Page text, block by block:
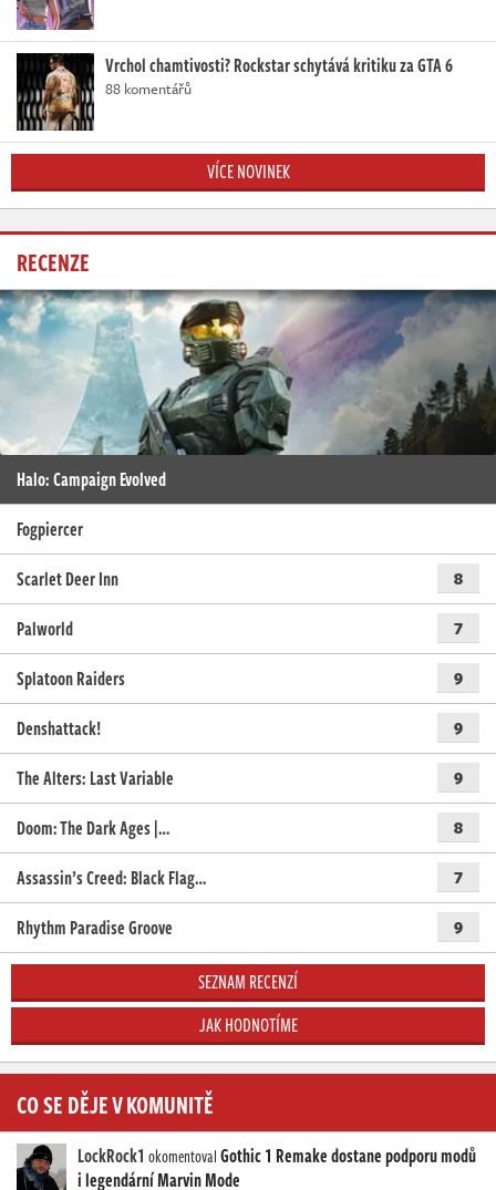
Vrchol chamtivosti? Rockstar schytává kritiku za GTA 6
88 komentářů
VÍCE NOVINEK
RECENZE
Halo: Campaign Evolved
Fogpiercer
Scarlet Deer Inn
8
Palworld 7
Splatoon Raiders 9
Denshattack! 9
The Alters: Last Variable 9
Doom: The Dark Ages |… 8
Assassin’s Creed: Black Flag… 7
Rhythm Paradise Groove 9
SEZNAM RECENZÍ
JAK HODNOTÍME
CO SE DĚJE V KOMUNITĚ
LockRock1 okomentovalGothic 1 Remake dostane podporu modů
i legendární Marvin Mode